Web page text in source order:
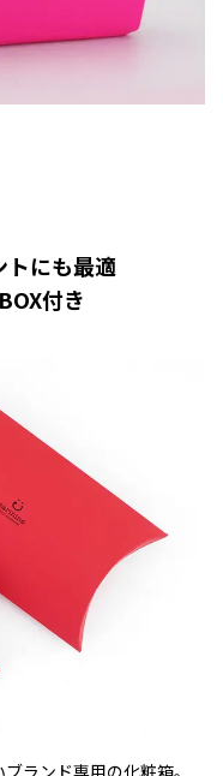
トにも最適
付き